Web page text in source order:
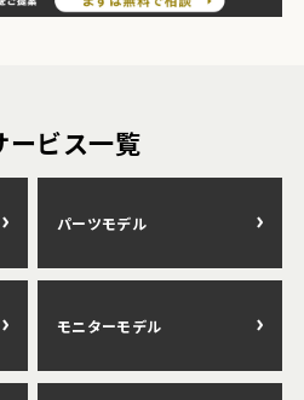
ービス一覧
パーツモデル
モニターモデル